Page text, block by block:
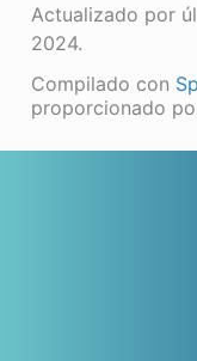
Actualizado por
2024.
Compilado con
proporcionado